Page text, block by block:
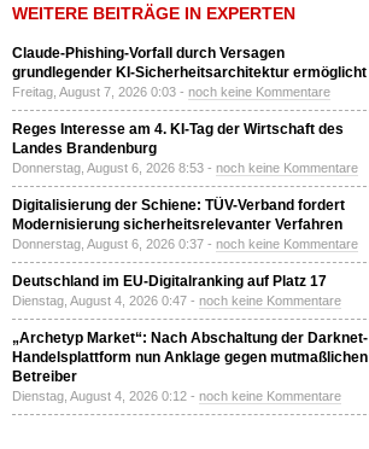
WEITERE BEITRÄGE IN EXPERTEN
Claude-Phishing-Vorfall durch Versagen
grundlegender KI-Sicherheitsarchitektur ermöglicht
Freitag, August 7, 2026 0:03 - noch keine Kommentare
Reges Interesse am 4. KI-Tag der Wirtschaft des
Landes Brandenburg
Donnerstag, August 6, 2026 8:53 - noch keine Kommentare
Digitalisierung der Schiene: TÜV-Verband fordert
Modernisierung sicherheitsrelevanter Verfahren
Donnerstag, August 6, 2026 0:37 - noch keine Kommentare
Deutschland im EU-Digitalranking auf Platz 17
Dienstag, August 4, 2026 0:47 - noch keine Kommentare
„Archetyp Market“: Nach Abschaltung der Darknet-
Handelsplattform nun Anklage gegen mutmaßlichen
Betreiber
Dienstag, August 4, 2026 0:12 - noch keine Kommentare